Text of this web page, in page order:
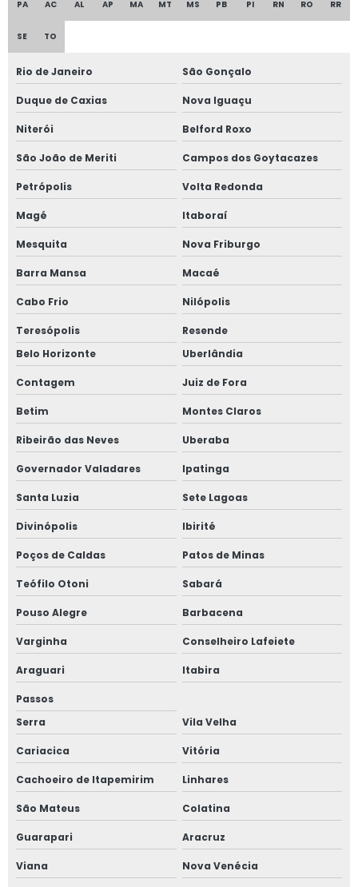
Empresa de banheiro móvel rural
Fábrica de banheiro agrícola móvel
Fábrica de banheiro móvel rural
Fabricante de área de vivência agrícola
Fabricante de banheiro móvel rural
Fornecedor de área de vivência agrícola
Guincho de hidráulico para trator
Guincho de trator para bag
Guincho hidráulico 1200 kg com rodas
Guincho hidráulico 800 kg com rodas
Guincho hidráulico para trator preço
Guincho traseiro para trator
Nr 31 área de vivência
Preço roçadeira para trator
Refeitório móvel agrícola
Refeitório móvel agrícola preço
Refeitório móvel rural
Roçadeiras de trator
Transportador helicoidal de grãos
Venda de área de vivência agrícola
Venda de área de vivência móvel
Venda de banheiro agrícola móvel
Venda de banheiro móvel rural
PA AC AL AP MA MT MS PB PI RN RO RR
SE TO
Rio de Janeiro São Gonçalo
Duque de Caxias Nova Iguaçu
Niterói Belford Roxo
São João de Meriti Campos dos Goytacazes
Petrópolis Volta Redonda
Magé Itaboraí
Mesquita Nova Friburgo
Barra Mansa Macaé
Cabo Frio Nilópolis
Teresópolis
Resende
Belo Horizonte
Uberlândia
Contagem Juiz de Fora
Betim Montes Claros
Ribeirão das Neves Uberaba
Governador Valadares Ipatinga
Santa Luzia Sete Lagoas
Divinópolis Ibirité
Poços de Caldas Patos de Minas
Teófilo Otoni Sabará
Pouso Alegre Barbacena
Varginha Conselheiro Lafeiete
Araguari Itabira
Passos
Serra
Vila Velha
Cariacica Vitória
Cachoeiro de Itapemirim Linhares
São Mateus Colatina
Guarapari Aracruz
Viana Nova Venécia